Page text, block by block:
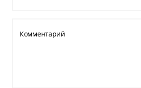
Комментарий